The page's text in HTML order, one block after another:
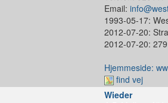
Email:
1993-05-17:
2012-07-20:
2012-07-20:
Hjemmeside:
find vej
Wieder